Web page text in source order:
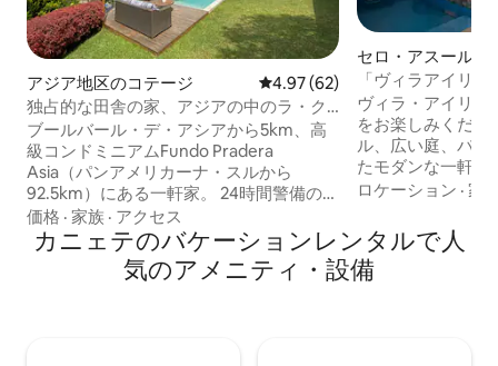
アジア地区のコテージ レビュー62件、5つ星中4.97つ
4.97 (62)
独占的な田舎の家、アジアの中のラ・ク
エスタ、7名様
ブールバール・デ・アシアから5km、高
級コンドミニアムFundo Pradera
Asia（パンアメリカーナ・スルから
92.5km）にある一軒家。 24時間警備のあ
るプライベートコンドミニアム。 アジア
渓谷の絶景、良好な気候、プール、バー
ベキュー。 730 平方メートルの敷地。 コ
ンドミニアムには散策エリアがありま
価格 · 家族 · アクセス
セロ・アスールの
「ヴィラアイリ
きプレミアムハウ
ヴィラ・アイリス
をお楽しみください。 プライベ
ル、広い庭、バー
たモダンな一軒家
つろぎ、楽しむ
ずか4分です。 快適な空間、高級感あふ
れる雰囲気、そ
の体験をお楽しみ
ロケーション ·家
カニェテのバケーションレンタルで人
気のアメニティ・設備